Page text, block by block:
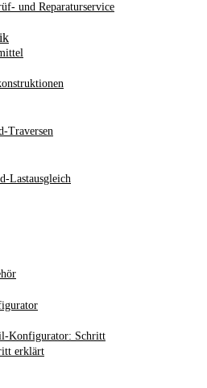
und Reparaturservice
Traversen
Lastausgleich
Konfigurator: Schritt
erklärt